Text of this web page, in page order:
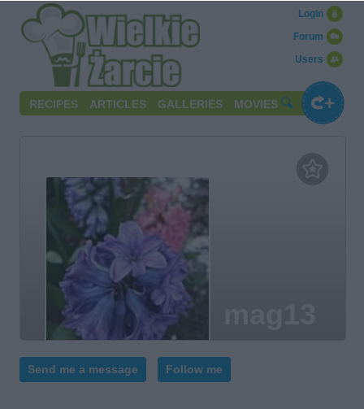
Users
Forum
Login
RECIPES ARTICLES GALLERIES MOVIES
Send me a message Follow me